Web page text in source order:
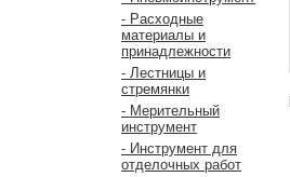
- Расходные
материалы и
принадлежности
- Лестницы и
стремянки
- Мерительный
инструмент
- Инструмент для
отделочных работ